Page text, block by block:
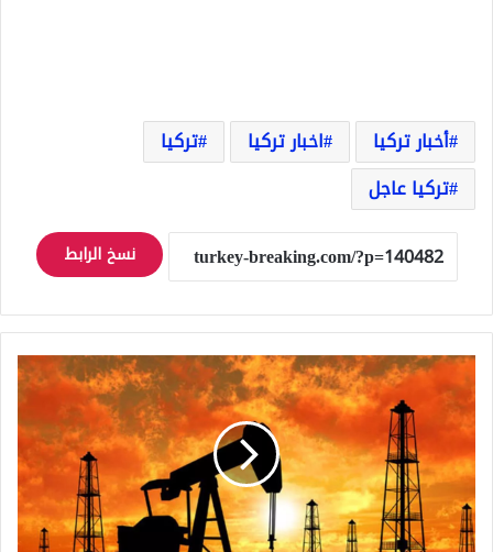
أخبار تركيا اخبار تركيا
تركيا
تركيا عاجل
نسخ الرابط
أسعار
النفط
تواصل
هبوطها
المستمر
منذ
أسبوعين